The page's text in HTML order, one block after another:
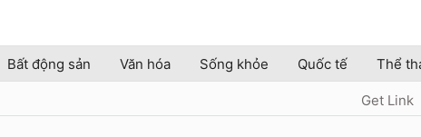
Bất động sản Văn hóa Sống khỏe Quốc tế Thể
Get Link